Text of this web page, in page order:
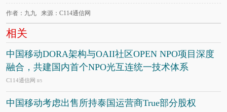
作者：九九 来源：C114通信网
相关
中国移动DORA架构与OAII社区OPEN NPO项目深度
融合，共建国内首个NPO光互连统一技术体系
C114通信网 8/5
中国移动考虑出售所持泰国运营商True部分股权